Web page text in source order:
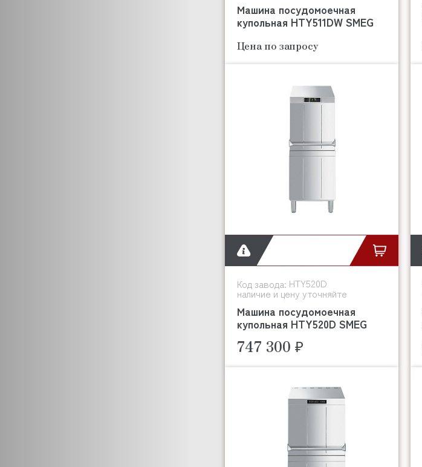
Машина посудомоечная
купольная HTY511DW SMEG
Цена по запросу
Код завода: HTY520D
наличие и цену уточняйте
Машина посудомоечная
купольная HTY520D SMEG
747 300 ₽